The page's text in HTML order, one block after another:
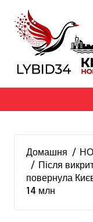
вмісту
Домашня
Після
повернула
14 млн